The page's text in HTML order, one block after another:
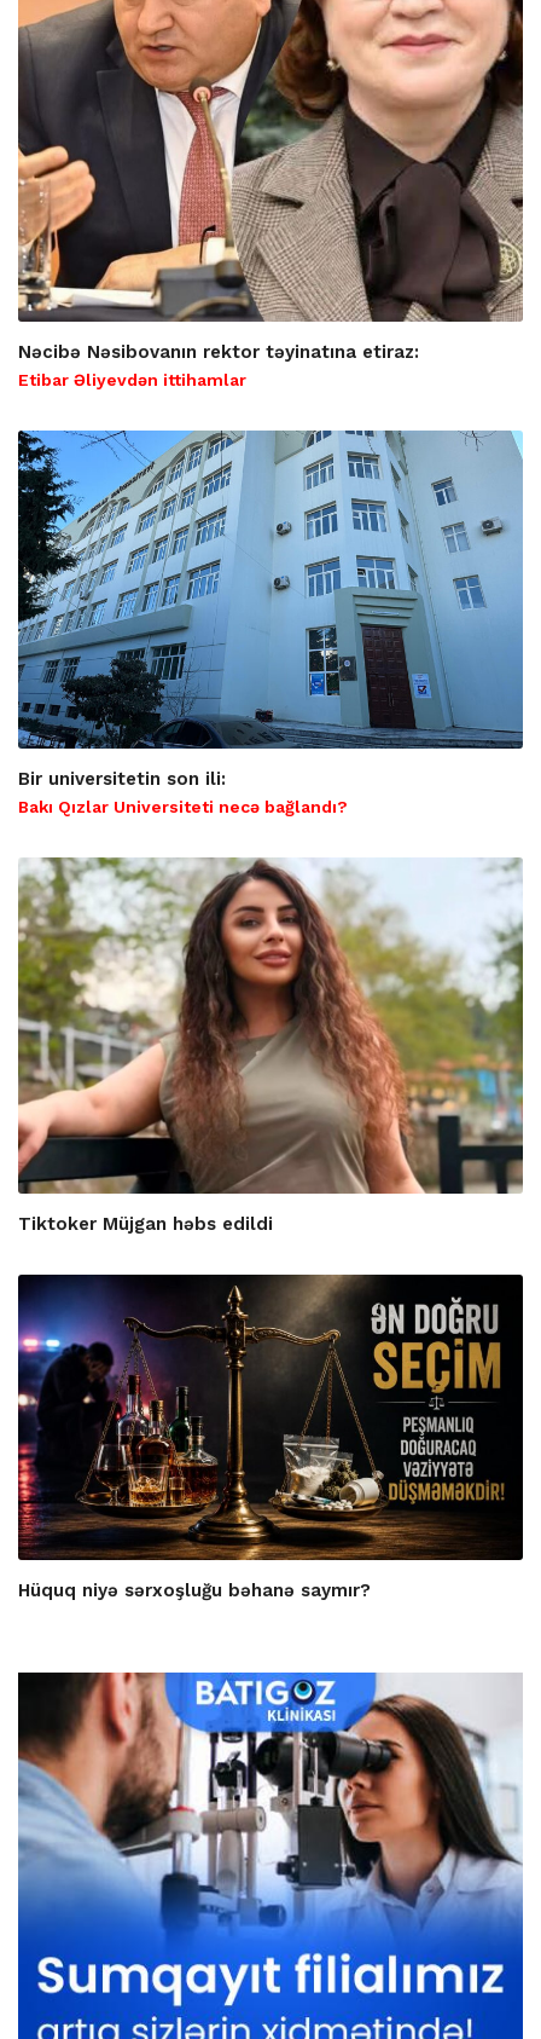
Nəcibə Nəsibovanın rektor təyinatına etiraz:
Etibar Əliyevdən ittihamlar
Bir universitetin son ili:
Bakı Qızlar Universiteti necə bağlandı?
Tiktoker Müjgan həbs edildi
Hüquq niyə sərxoşluğu bəhanə saymır?